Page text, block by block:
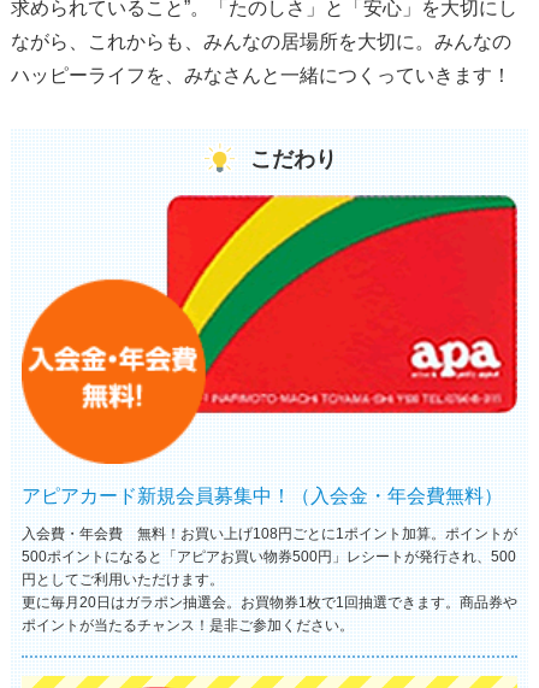
求められていること”。「たのしさ」と「安心」を大切にし
ながら、これからも、みんなの居場所を大切に。みんなの
ハッピーライフを、みなさんと一緒につくっていきます！
こだわり
アピアカード新規会員募集中！（入会金・年会費無料）
入会費・年会費 無料！お買い上げ108円ごとに1ポイント加算。ポイントが
500ポイントになると「アピアお買い物券500円」レシートが発行され、500
円としてご利用いただけます。
更に毎月20日はガラポン抽選会。お買物券1枚で1回抽選できます。商品券や
ポイントが当たるチャンス！是非ご参加ください。